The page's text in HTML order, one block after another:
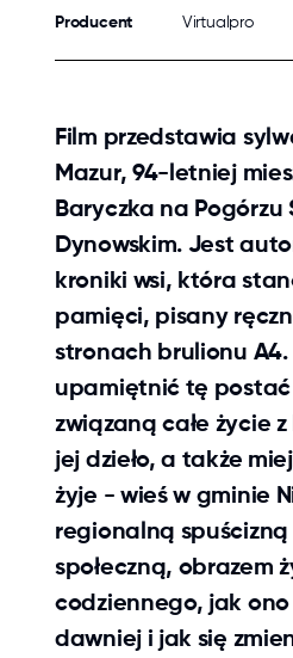
Producent Virtualpro
Film przedstawia
Mazur, 94-letniej
Baryczka na Pogórzu
Dynowskim. Jest
kroniki wsi, która
pamięci, pisany
stronach brulionu A4.
upamiętnić tę postać
związaną całe życie
jej dzieło, a także
żyje - wieś w gminie
regionalną
społeczną, obrazem
codziennego, jak
dawniej i jak się